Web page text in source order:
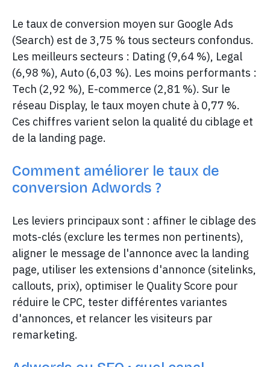
Le taux de conversion moyen sur Google Ads
(Search) est de 3,75 % tous secteurs confondus.
Les meilleurs secteurs : Dating (9,64 %), Legal
(6,98 %), Auto (6,03 %). Les moins performants :
Tech (2,92 %), E-commerce (2,81 %). Sur le
réseau Display, le taux moyen chute à 0,77 %.
Ces chiffres varient selon la qualité du ciblage et
de la landing page.
Comment améliorer le taux de
conversion Adwords ?
Les leviers principaux sont : affiner le ciblage des
mots-clés (exclure les termes non pertinents),
aligner le message de l'annonce avec la landing
page, utiliser les extensions d'annonce (sitelinks,
callouts, prix), optimiser le Quality Score pour
réduire le CPC, tester différentes variantes
d'annonces, et relancer les visiteurs par
remarketing.